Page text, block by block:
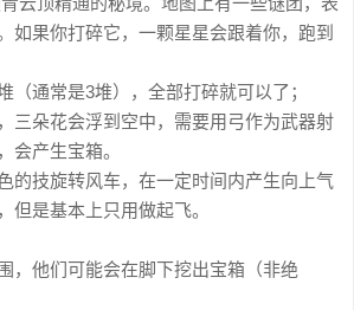
如果你打碎它，一颗星星会跟着你，跑到
（通常是3堆），全部打碎就可以了；
三朵花会浮到空中，需要用弓作为武器射
会产生宝箱。
的技旋转风车，在一定时间内产生向上气
但是基本上只用做起飞。
，他们可能会在脚下挖出宝箱（非绝